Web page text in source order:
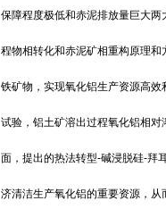
保障程度极低和赤泥排放量巨大
程物相转化和赤泥矿相重构原理
铁矿物，实现氧化铝生产资源高
试验，铝土矿溶出过程氧化铝相
面，提出的热法转型-碱浸脱硅-拜
济清洁生产氧化铝的重要资源，从